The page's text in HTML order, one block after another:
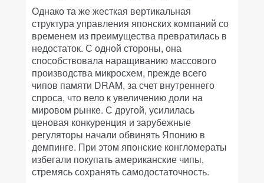
Однако та же жесткая вертикальная
структура управления японских компаний со
временем из преимущества превратилась в
недостаток. С одной стороны, она
способствовала наращиванию массового
производства микросхем, прежде всего
чипов памяти DRAM, за счет внутреннего
спроса, что вело к увеличению доли на
мировом рынке. С другой, усилилась
ценовая конкуренция и зарубежные
регуляторы начали обвинять Японию в
демпинге. При этом японские конгломераты
избегали покупать американские чипы,
стремясь сохранять самодостаточность.